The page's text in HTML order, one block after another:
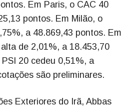
Em Paris, o CAC 40
pontos. Em Milão, o
a 48.869,43 pontos. Em
de 2,01%, a 18.453,70
20 cedeu 0,51%, a
são preliminares.
Exteriores do Irã, Abbas